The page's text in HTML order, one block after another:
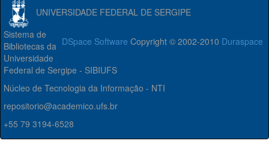
UNIVERSIDADE FEDERAL DE SERGIPE
DSpace Software Copyright © 2002-2010 Duraspace
Sistema de
Bibliotecas da
Universidade
Federal de Sergipe - SIBIUFS
Núcleo de Tecnologia da Informação - NTI
repositorio@academico.ufs.br
+55 79 3194-6528